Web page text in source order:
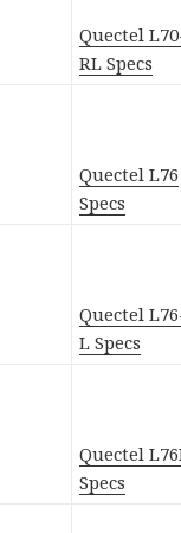
Quectel
RL Specs
Quectel L76
Specs
Quectel
L Specs
Quectel
Specs